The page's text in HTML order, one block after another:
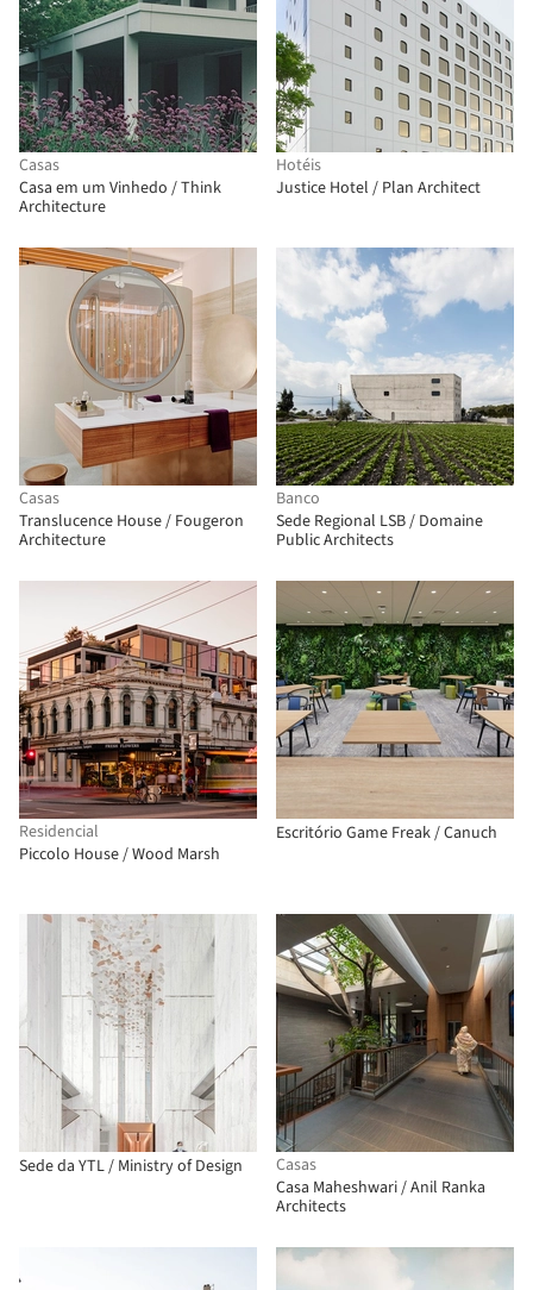
Casas
Casa em um Vinhedo / Think
Architecture
Hotéis
Justice Hotel / Plan Architect
Casas
Translucence House / Fougeron
Architecture
Banco
Sede Regional LSB / Domaine
Public Architects
Residencial
Piccolo House / Wood Marsh
Escritório Game Freak / Canuch
Sede da YTL / Ministry of Design
Casas
Casa Maheshwari / Anil Ranka
Architects